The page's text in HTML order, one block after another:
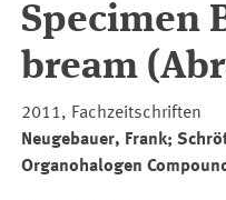
Specimen
bream
2011, Fachzeitschriften
Neugebauer, Frank;
Organohalogen